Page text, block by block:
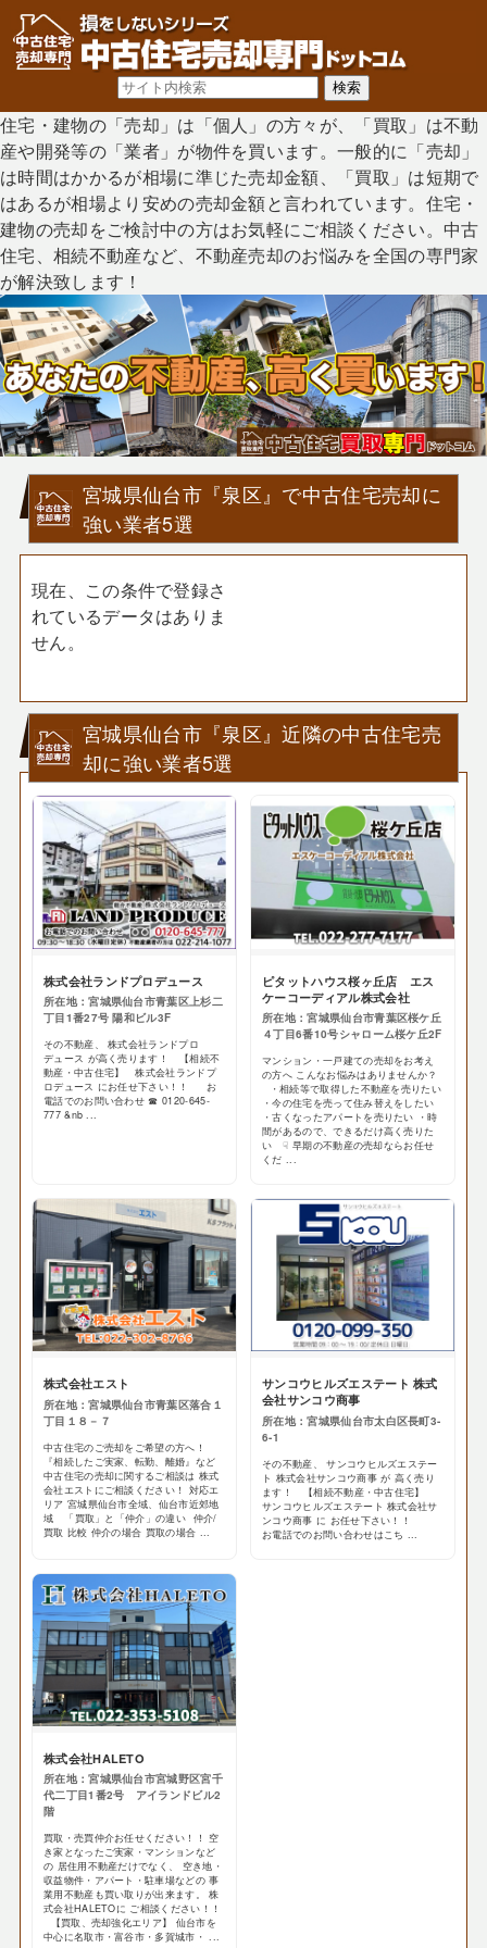
住宅・建物の「売却」は「個人」の方々が、「買取」は不動
産や開発等の「業者」が物件を買います。一般的に「売却」
は時間はかかるが相場に準じた売却金額、「買取」は短期で
はあるが相場より安めの売却金額と言われています。住宅・
建物の売却をご検討中の方はお気軽にご相談ください。中古
住宅、相続不動産など、不動産売却のお悩みを全国の専門家
が解決致します！
宮城県仙台市『泉区』で中古住宅売却に
強い業者5選
現在、この条件で登録さ
れているデータはありま
せん。
宮城県仙台市『泉区』近隣の中古住宅売
却に強い業者5選
株式会社ランドプロデュース
所在地：宮城県仙台市青葉区上杉二
丁目1番27号 陽和ビル3F
その不動産、 株式会社ランドプロ
デュース が高く売ります！ 【相続不
動産・中古住宅】 株式会社ランドプ
ロデュース にお任せ下さい！！ お
電話でのお問い合わせ ☎ 0120-645-
777 &nb ...
ピタットハウス桜ヶ丘店 エス
ケーコーディアル株式会社
所在地：宮城県仙台市青葉区桜ケ丘
４丁目6番10号シャローム桜ケ丘2F
マンション・一戸建ての売却をお考え
の方へ こんなお悩みはありませんか？
・相続等で取得した不動産を売りたい
・今の住宅を売って住み替えをしたい
・古くなったアパートを売りたい ・時
間があるので、できるだけ高く売りた
い ☟ 早期の不動産の売却ならお任せ
くだ ...
株式会社エスト
所在地：宮城県仙台市青葉区落合１
丁目１８－７
中古住宅のご売却をご希望の方へ！
『相続したご実家、転勤、離婚』など
中古住宅の売却に関するご相談は 株式
会社エストにご相談ください！ 対応エ
リア 宮城県仙台市全域、仙台市近郊地
域 「買取」と「仲介」の違い 仲介/
買取 比較 仲介の場合 買取の場合 ...
サンコウヒルズエステート 株式
会社サンコウ商事
所在地：宮城県仙台市太白区長町3-
6-1
その不動産、 サンコウヒルズエステー
ト 株式会社サンコウ商事 が 高く売り
ます！ 【相続不動産・中古住宅】
サンコウヒルズエステート 株式会社サ
ンコウ商事 に お任せ下さい！！
お電話でのお問い合わせはこち ...
株式会社HALETO
所在地：宮城県仙台市宮城野区宮千
代二丁目1番2号 アイランドビル2
階
買取・売買仲介お任せください！！ 空
き家となったご実家・マンションなど
の 居住用不動産だけでなく、 空き地・
収益物件・アパート・駐車場などの 事
業用不動産も買い取りが出来ます。 株
式会社HALETOに ご相談ください！！
【買取、売却強化エリア】 仙台市を
中心に名取市・富谷市・多賀城市・ ...